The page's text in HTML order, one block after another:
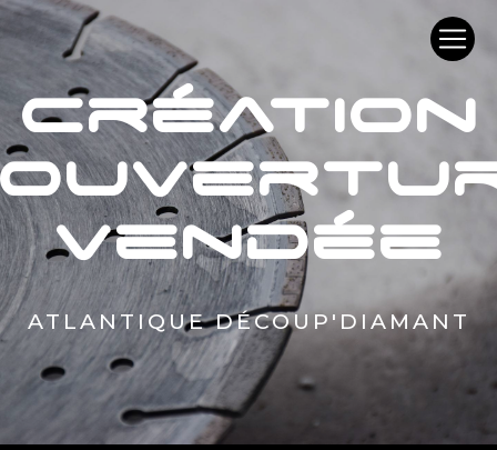
création
Vendée
ATLANTIQUE DÉCOUP'DIAMANT
Panneau de gestion des cookies